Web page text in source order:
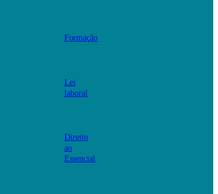
Formação
Lei
laboral
Direito
ao
Essencial